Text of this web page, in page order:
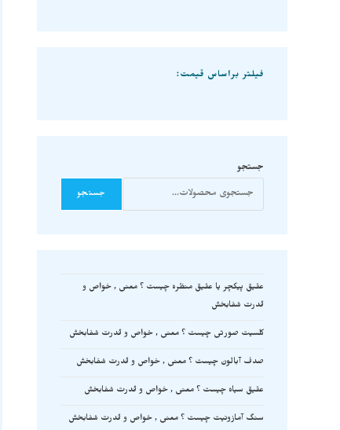
فیلتر براساس قیمت:
جستجو
جستجو
عقیق پیکچر یا عقیق منظره چیست ؟ معنی , خواص و
قدرت شفابخش
کلسیت صورتی چیست ؟ معنی , خواص و قدرت شفابخش
صدف آبالون چیست ؟ معنی , خواص و قدرت شفابخش
عقیق سیاه چیست ؟ معنی , خواص و قدرت شفابخش
سنگ آمازونیت چیست ؟ معنی , خواص و قدرت شفابخش